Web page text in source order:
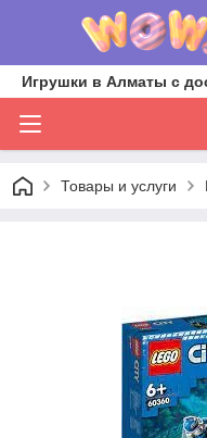
Игрушки в Алматы с
Товары и услуги